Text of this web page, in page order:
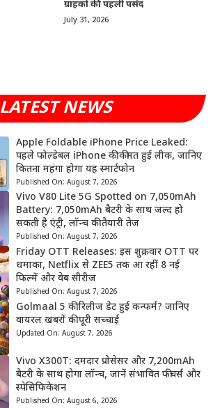
ग्राहकों की पहली पसंद
July 31, 2026
LATEST NEWS
Apple Foldable iPhone Price Leaked:
पहले फोल्डेबल iPhone की कीमत हुई लीक, जानिए
कितना महंगा होगा यह स्मार्टफोन
Published On: August 7, 2026
Vivo V80 Lite 5G Spotted on 7,050mAh
Battery: 7,050mAh बैटरी के साथ जल्द हो
सकती है एंट्री, लॉन्च की तैयारी तेज
Published On: August 7, 2026
Friday OTT Releases: इस शुक्रवार OTT पर
धमाका, Netflix से ZEE5 तक आ रहीं 8 नई
फिल्में और वेब सीरीज
Published On: August 7, 2026
Golmaal 5 की रिलीज डेट हुई कन्फर्म? जानिए
वायरल खबरों की पूरी सच्चाई
Updated On: August 7, 2026
Vivo X300T: दमदार प्रोसेसर और 7,200mAh
बैटरी के साथ होगा लॉन्च, जानें संभावित फीचर्स और
स्पेसिफिकेशन
Published On: August 6, 2026